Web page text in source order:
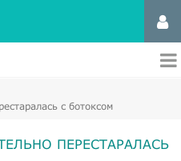
с ботоксом
ПЕРЕСТАРАЛАСЬ